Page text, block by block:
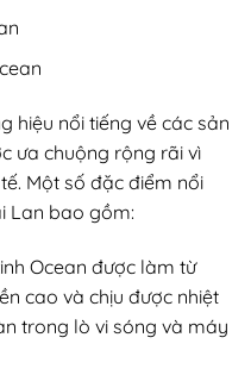
hiệu nổi tiếng về các sản
ưa chuộng rộng rãi vì
Một số đặc điểm nổi
Lan bao gồm:
Ocean được làm từ
cao và chịu được nhiệt
trong lò vi sóng và máy